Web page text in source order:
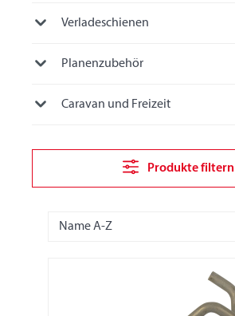
Verladeschienen
Planenzubehör
Caravan und Freizeit
Produkte filtern